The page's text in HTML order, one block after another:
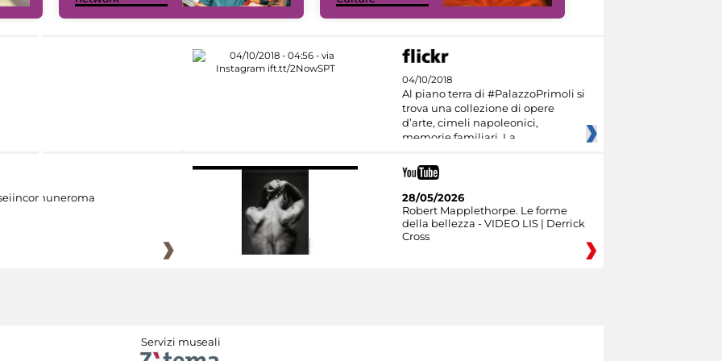
04/10/2018
Al piano terra di #PalazzoPrimoli si
trova una collezione di opere
d’arte, cimeli napoleonici,
memorie familiari. La
28/05/2026
Robert Mapplethorpe. Le forme
della bellezza - VIDEO LIS | Derrick
Cross
Servizi museali